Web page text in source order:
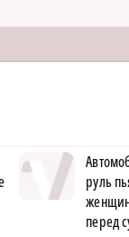
руль
перед